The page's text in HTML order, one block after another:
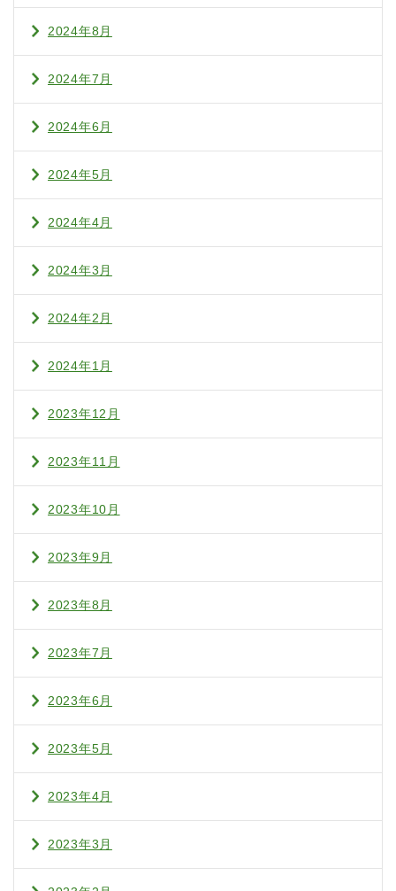
2024年8月
2024年7月
2024年6月
2024年5月
2024年4月
2024年3月
2024年2月
2024年1月
2023年12月
2023年11月
2023年10月
2023年9月
2023年8月
2023年7月
2023年6月
2023年5月
2023年4月
2023年3月